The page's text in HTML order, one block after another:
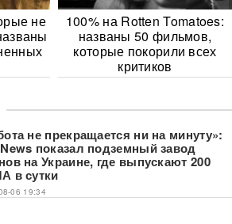
не
100% на Rotten Tomatoes:
названы 50 фильмов,
которые покорили всех
критиков
не прекращается ни на минуту»:
показал подземный завод
на Украине, где выпускают 200
в сутки
06 19:34